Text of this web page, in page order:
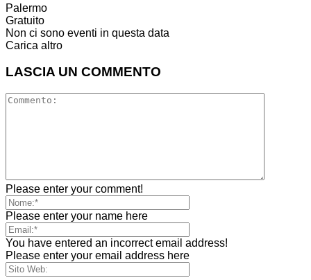
Palermo
Gratuito
Non ci sono eventi in questa data
Carica altro
LASCIA UN COMMENTO
Please enter your comment!
Please enter your name here
You have entered an incorrect email address!
Please enter your email address here